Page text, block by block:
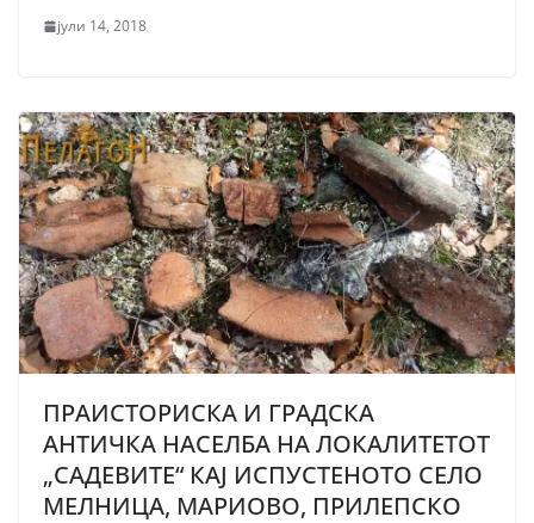
јули 14, 2018
ПРАИСТОРИСКА И ГРАДСКА
АНТИЧКА НАСЕЛБА НА ЛОКАЛИТЕТОТ
„САДЕВИТЕ“ КАЈ ИСПУСТЕНОТО СЕЛО
МЕЛНИЦА, МАРИОВО, ПРИЛЕПСКО